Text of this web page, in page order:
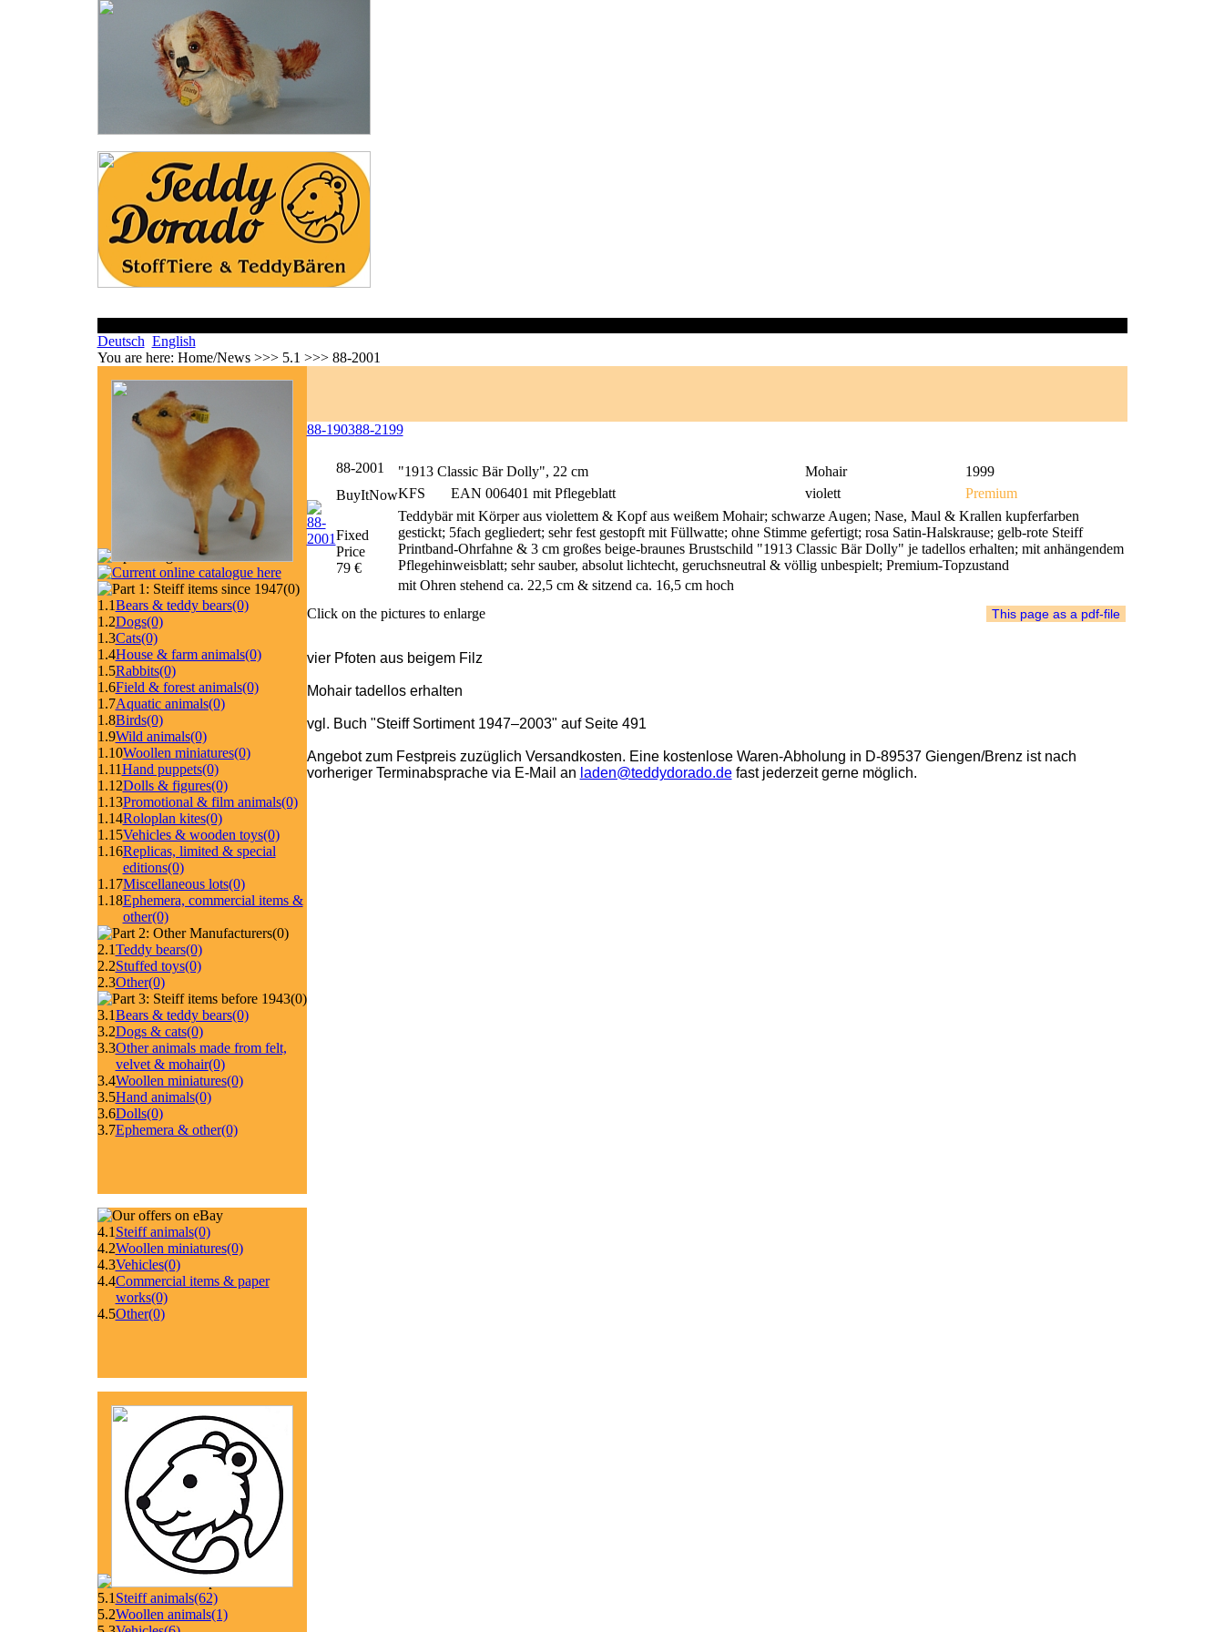
Deutsch English
You are here: Home/News >>> 5.1 >>> 88-2001
(0)
1.1Bears & teddy bears(0)
1.2Dogs(0)
1.3Cats(0)
1.4House & farm animals(0)
1.5Rabbits(0)
1.6Field & forest animals(0)
1.7Aquatic animals(0)
1.8Birds(0)
1.9Wild animals(0)
1.10Woollen miniatures(0)
1.11Hand puppets(0)
1.12Dolls & figures(0)
1.13Promotional & film animals(0)
1.14Roloplan kites(0)
1.15Vehicles & wooden toys(0)
1.16Replicas, limited & special
editions(0)
1.17Miscellaneous lots(0)
1.18Ephemera, commercial items &
other(0)
(0)
2.1Teddy bears(0)
2.2Stuffed toys(0)
2.3Other(0)
(0)
3.1Bears & teddy bears(0)
3.2Dogs & cats(0)
3.3Other animals made from felt,
velvet & mohair(0)
3.4Woollen miniatures(0)
3.5Hand animals(0)
3.6Dolls(0)
3.7Ephemera & other(0)
4.1 Steiff animals(0)
4.2Woollen miniatures(0)
4.3Vehicles(0)
4.4Commercial items & paper
works(0)
4.5Other(0)
5.1 Steiff animals(62)
5.2Woollen animals(1)
88-190388-2199
88-2001 "1913 Classic Bär Dolly", 22 cm Mohair
1999
KFS
EAN 006401 mit Pflegeblatt violett
Premium
Teddybär mit Körper aus violettem & Kopf aus weißem Mohair; schwarze Augen; Nase, Maul & Krallen kupferfarben
gestickt; 5fach gegliedert; sehr fest gestopft mit Füllwatte; ohne Stimme gefertigt; rosa Satin-Halskrause; gelb-rote Steiff
Printband-Ohrfahne & 3 cm großes beige-braunes Brustschild "1913 Classic Bär Dolly" je tadellos erhalten; mit anhängendem
Pflegehinweisblatt; sehr sauber, absolut lichtecht, geruchsneutral & völlig unbespielt; Premium-Topzustand
mit Ohren stehend ca. 22,5 cm & sitzend ca. 16,5 cm hoch
BuyItNow
Fixed
Price
79 €
Click on the pictures to enlarge
vier Pfoten aus beigem Filz
Mohair tadellos erhalten
vgl. Buch "Steiff Sortiment 1947–2003" auf Seite 491
Angebot zum Festpreis zuzüglich Versandkosten. Eine kostenlose Waren-Abholung in D-89537 Giengen/Brenz ist nach
vorheriger Terminabsprache via E-Mail an laden@teddydorado.defast jederzeit gerne möglich.